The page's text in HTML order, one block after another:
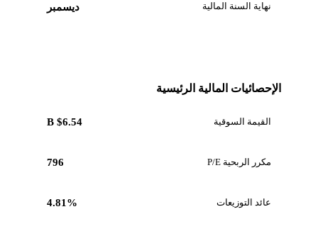
نهاية السنة المالية ديسمبر
الإحصائيات المالية الرئيسية
القيمة السوقية $6.54 B
مكرر الربحية P/E 796
عائد التوزيعات 4.81%